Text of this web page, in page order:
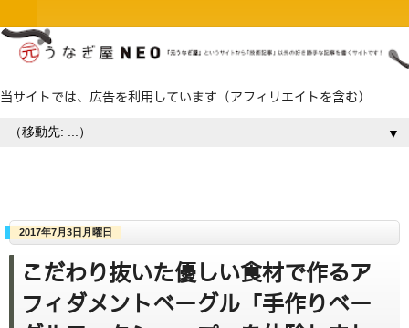
当サイトでは、広告を利用しています（アフィリエイトを含む）
▼
2017年7月3日月曜日
こだわり抜いた優しい食材で作るア
フィダメントベーグル「手作りベー